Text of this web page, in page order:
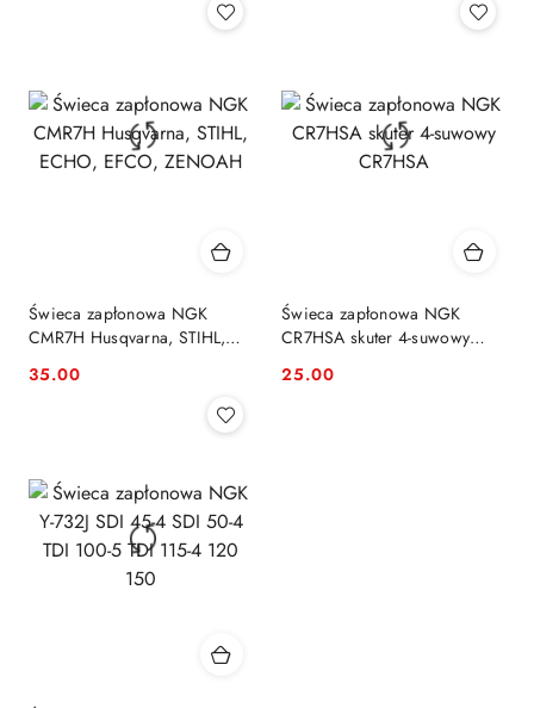
Świeca zapłonowa NGK
CMR7H Husqvarna, STIHL,
Cena:
35.00
Świeca zapłonowa NGK
CR7HSA skuter 4-suwowy
Cena:
25.00